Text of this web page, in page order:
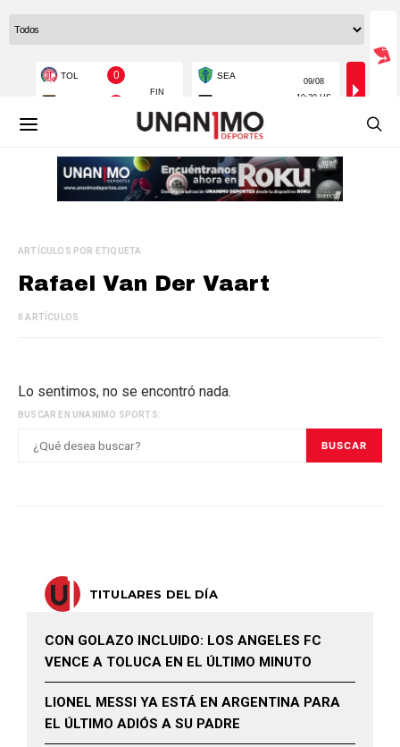
ARTÍCULOS POR ETIQUETA
Rafael Van Der Vaart
0 ARTÍCULOS
Lo sentimos, no se encontró nada.
BUSCAR EN UNANIMO SPORTS:
BUSCAR
TITULARES DEL DÍA
CON GOLAZO INCLUIDO: LOS ANGELES FC
VENCE A TOLUCA EN EL ÚLTIMO MINUTO
LIONEL MESSI YA ESTÁ EN ARGENTINA PARA
EL ÚLTIMO ADIÓS A SU PADRE